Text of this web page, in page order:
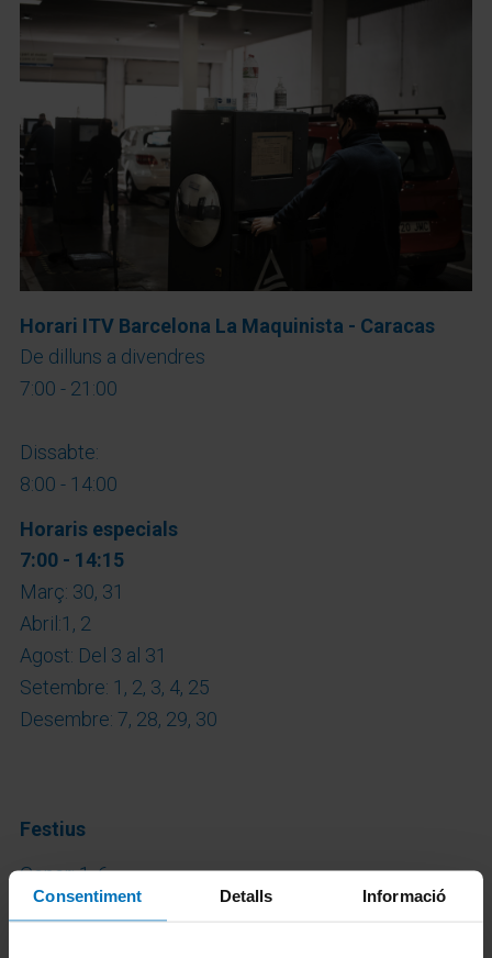
Consentiment Detalls Informació
Horari ITV Barcelona La Maquinista - Caracas
De dilluns a divendres
7:00 - 21:00
Dissabte:
8:00 - 14:00
Horaris especials
7:00 - 14:15
Març: 30, 31
Abril:1, 2
Agost: Del 3 al 31
Setembre: 1, 2, 3, 4, 25
Desembre: 7, 28, 29, 30
Festius
Gener: 1, 6
Abril: 3, 4, 6